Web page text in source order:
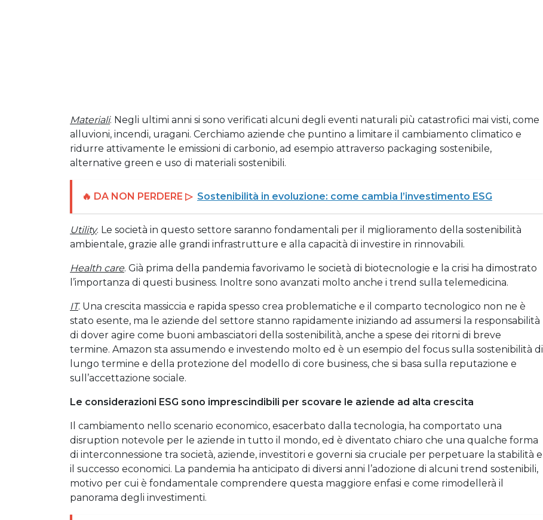
Materiali. Negli ultimi anni si sono verificati alcuni degli eventi naturali più catastrofici mai visti, come
alluvioni, incendi, uragani. Cerchiamo aziende che puntino a limitare il cambiamento climatico e
ridurre attivamente le emissioni di carbonio, ad esempio attraverso packaging sostenibile,
alternative green e uso di materiali sostenibili.
🔥 DA NON PERDERE ▷ Sostenibilità in evoluzione: come cambia l’investimento ESG
Utility. Le società in questo settore saranno fondamentali per il miglioramento della sostenibilità
ambientale, grazie alle grandi infrastrutture e alla capacità di investire in rinnovabili.
Health care. Già prima della pandemia favorivamo le società di biotecnologie e la crisi ha dimostrato
l’importanza di questi business. Inoltre sono avanzati molto anche i trend sulla telemedicina.
IT. Una crescita massiccia e rapida spesso crea problematiche e il comparto tecnologico non ne è
stato esente, ma le aziende del settore stanno rapidamente iniziando ad assumersi la responsabilità
di dover agire come buoni ambasciatori della sostenibilità, anche a spese dei ritorni di breve
termine. Amazon sta assumendo e investendo molto ed è un esempio del focus sulla sostenibilità di
lungo termine e della protezione del modello di core business, che si basa sulla reputazione e
sull’accettazione sociale.
Le considerazioni ESG sono imprescindibili per scovare le aziende ad alta crescita
Il cambiamento nello scenario economico, esacerbato dalla tecnologia, ha comportato una
disruption notevole per le aziende in tutto il mondo, ed è diventato chiaro che una qualche forma
di interconnessione tra società, aziende, investitori e governi sia cruciale per perpetuare la stabilità e
il successo economici. La pandemia ha anticipato di diversi anni l’adozione di alcuni trend sostenibili,
motivo per cui è fondamentale comprendere questa maggiore enfasi e come rimodellerà il
panorama degli investimenti.